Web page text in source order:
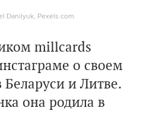
Danilyuk, Pexels.com.
millcards
о своем
и Литве.
она родила в